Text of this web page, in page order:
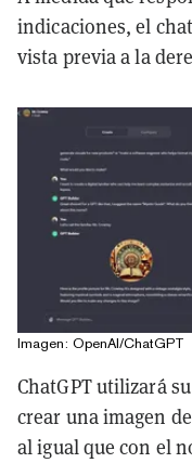
indicaciones, el
vista previa a la
Imagen: OpenAI/ChatGPT
ChatGPT utilizará
crear una imagen
al igual que con el